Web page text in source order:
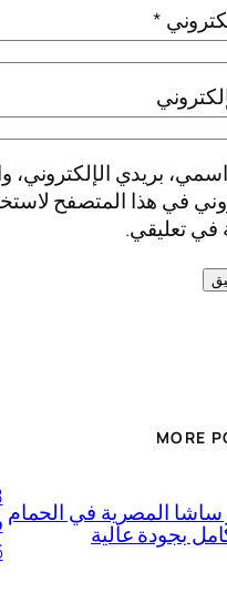
*
بريدي الإلكتروني،
في هذا المتصفح
في تعليقي.
MORE
ساشا المصرية في الحمام